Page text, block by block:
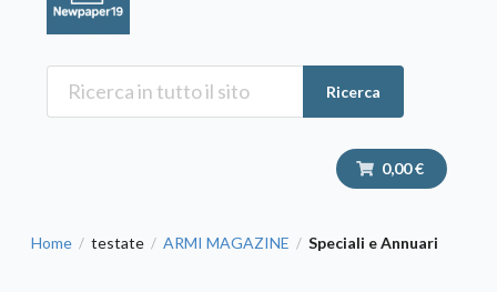
Ricerca
0,00 €
Home / testate / ARMI MAGAZINE / Speciali e Annuari